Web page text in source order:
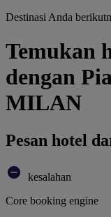
Destinasi Anda
Temukan
dengan
MILAN
Pesan hotel
kesalahan
Core booking engine